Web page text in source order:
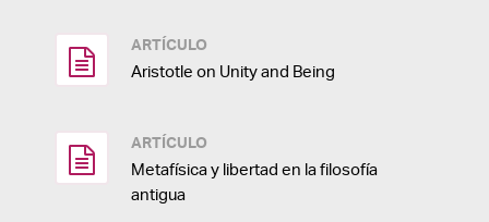
ARTÍCULO
Aristotle on Unity and Being
ARTÍCULO
Metafísica y libertad en la filosofía
antigua